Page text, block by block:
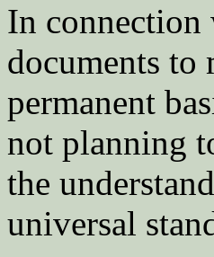
In connection
documents to
permanent
not planning
the
universal